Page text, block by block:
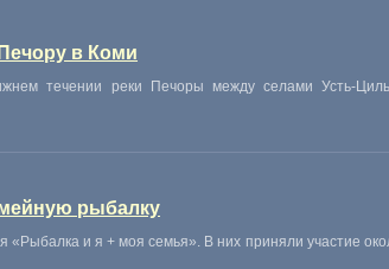
в Коми
течении реки Печоры между селами Усть-
рыбалку
и я + моя семья». В них приняли участие